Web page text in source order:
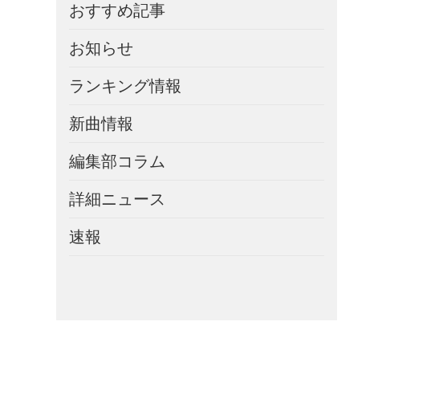
おすすめ記事
お知らせ
ランキング情報
新曲情報
編集部コラム
詳細ニュース
速報